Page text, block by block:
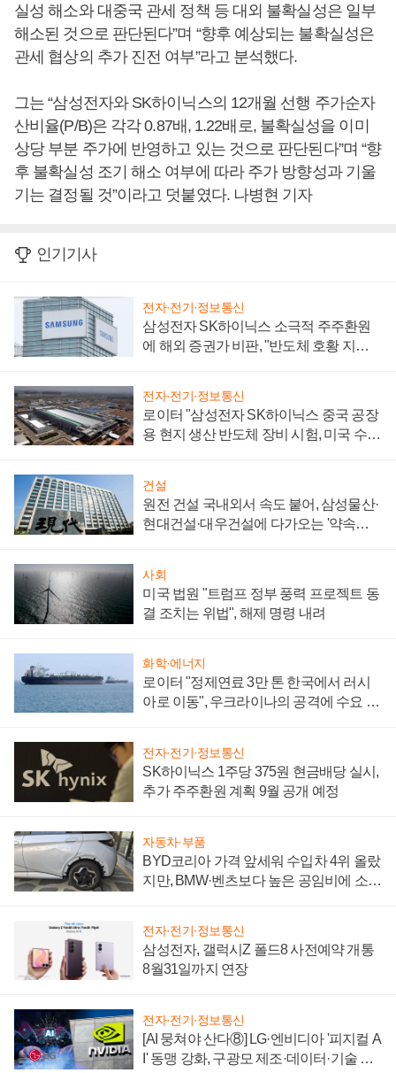
실성 해소와 대중국 관세 정책 등 대외 불확실성은 일부
해소된 것으로 판단된다”며 “향후 예상되는 불확실성은
관세 협상의 추가 진전 여부”라고 분석했다.
그는 “삼성전자와 SK하이닉스의 12개월 선행 주가순자
산비율(P/B)은 각각 0.87배, 1.22배로, 불확실성을 이미
상당 부분 주가에 반영하고 있는 것으로 판단된다”며 “향
후 불확실성 조기 해소 여부에 따라 주가 방향성과 기울
기는 결정될 것”이라고 덧붙였다. 나병현 기자
인기기사
전자·전기·정보통신
삼성전자 SK하이닉스 소극적 주주환원
에 해외 증권가 비판, "반도체 호황 지속
전자·전기·정보통신
로이터 "삼성전자 SK하이닉스 중국 공장
용 현지 생산 반도체 장비 시험, 미국 수출
건설
원전 건설 국내외서 속도 붙어, 삼성물산·
현대건설·대우건설에 다가오는 '약속의
사회
미국 법원 "트럼프 정부 풍력 프로젝트 동
결 조치는 위법", 해제 명령 내려
화학·에너지
로이터 "정제연료 3만 톤 한국에서 러시
아로 이동", 우크라이나의 공격에 수요 늘
전자·전기·정보통신
SK하이닉스 1주당 375원 현금배당 실시,
추가 주주환원 계획 9월 공개 예정
자동차·부품
BYD코리아 가격 앞세워 수입차 4위 올랐
지만, BMW·벤츠보다 높은 공임비에 소비
전자·전기·정보통신
삼성전자, 갤럭시Z 폴드8 사전예약 개통
8월31일까지 연장
전자·전기·정보통신
[AI 뭉쳐야 산다⑧] LG·엔비디아 '피지컬 A
I' 동맹 강화, 구광모 제조·데이터·기술 결